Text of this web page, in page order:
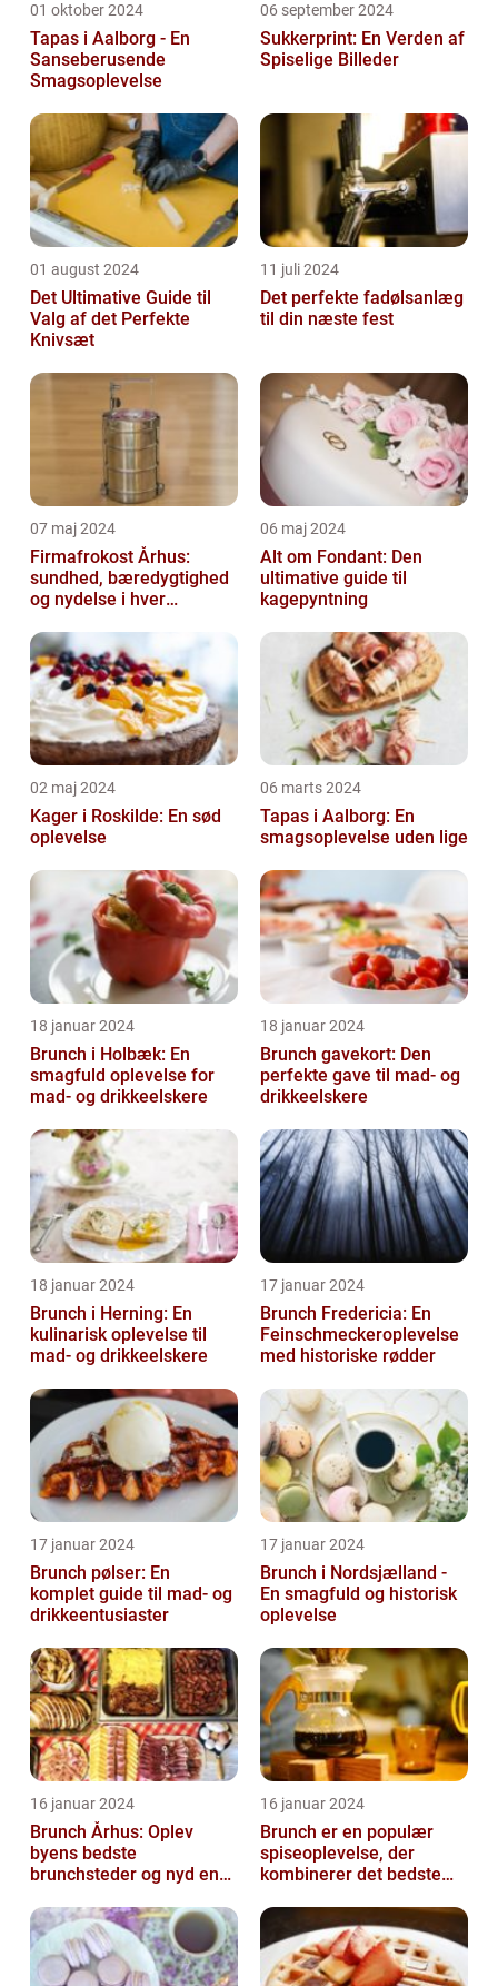
01 oktober 2024
Tapas i Aalborg - En
Sanseberusende
Smagsoplevelse
06 september 2024
Sukkerprint: En Verden af
Spiselige Billeder
01 august 2024
Det Ultimative Guide til
Valg af det Perfekte
Knivsæt
11 juli 2024
Det perfekte fadølsanlæg
til din næste fest
07 maj 2024
Firmafrokost Århus:
sundhed, bæredygtighed
og nydelse i hver
06 maj 2024
Alt om Fondant: Den
ultimative guide til
kagepyntning
02 maj 2024
Kager i Roskilde: En sød
oplevelse
06 marts 2024
Tapas i Aalborg: En
smagsoplevelse uden lige
18 januar 2024
Brunch i Holbæk: En
smagfuld oplevelse for
mad- og drikkeelskere
18 januar 2024
Brunch gavekort: Den
perfekte gave til mad- og
drikkeelskere
18 januar 2024
Brunch i Herning: En
kulinarisk oplevelse til
mad- og drikkeelskere
17 januar 2024
Brunch Fredericia: En
Feinschmeckeroplevelse
med historiske rødder
17 januar 2024
Brunch pølser: En
komplet guide til mad- og
drikkeentusiaster
17 januar 2024
Brunch i Nordsjælland -
En smagfuld og historisk
oplevelse
16 januar 2024
Brunch Århus: Oplev
byens bedste
brunchsteder og nyd en
madoplevelse
16 januar 2024
Brunch er en populær
spiseoplevelse, der
kombinerer det bedste
frokost